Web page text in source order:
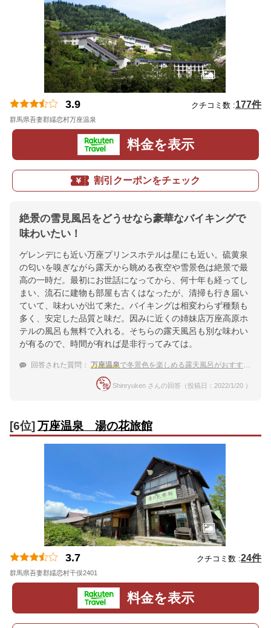
3.9 クチコミ数 :177件
群馬県吾妻郡嬬恋村万座温泉
料金を表示
割引クーポンをチェック
絶景の雪見風呂をどうせなら豪華なバイキングで
味わいたい！
ゲレンデにも近い万座プリンスホテルは星にも近い。硫黄泉
の匂いを嗅ぎながら露天から眺める夜空や雪景色は絶景で最
高の一時だ。最初にお世話になってから、何十年も経ってし
まい、流石に建物も部屋も古くはなったが、清掃も行き届い
ていて、味わいが出て来た。バイキングは相変わらず種類も
多く、安定した品質と味だ。因みに近くの姉妹店万座高原ホ
テルの風呂も無料で入れる。そちらの露天風呂も別な味わい
が有るので、時間が有れば是非行ってみては。
回答された質問： 万座温泉で冬景色を楽しめる露天風呂がおすすめのお宿はありますか。
Shinryuken さんの回答（投稿日：2022/1/20 ）
[6位] 万座温泉 湯の花旅館
3.7 クチコミ数 :24件
群馬県吾妻郡嬬恋村干俣2401
料金を表示